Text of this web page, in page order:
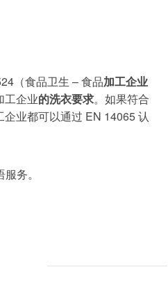
业社会责任 (CSR) 报告
（食品卫生 – 食品加工企业
工企业的洗衣要求。如果符合
业都可以通过 EN 14065 认
务。